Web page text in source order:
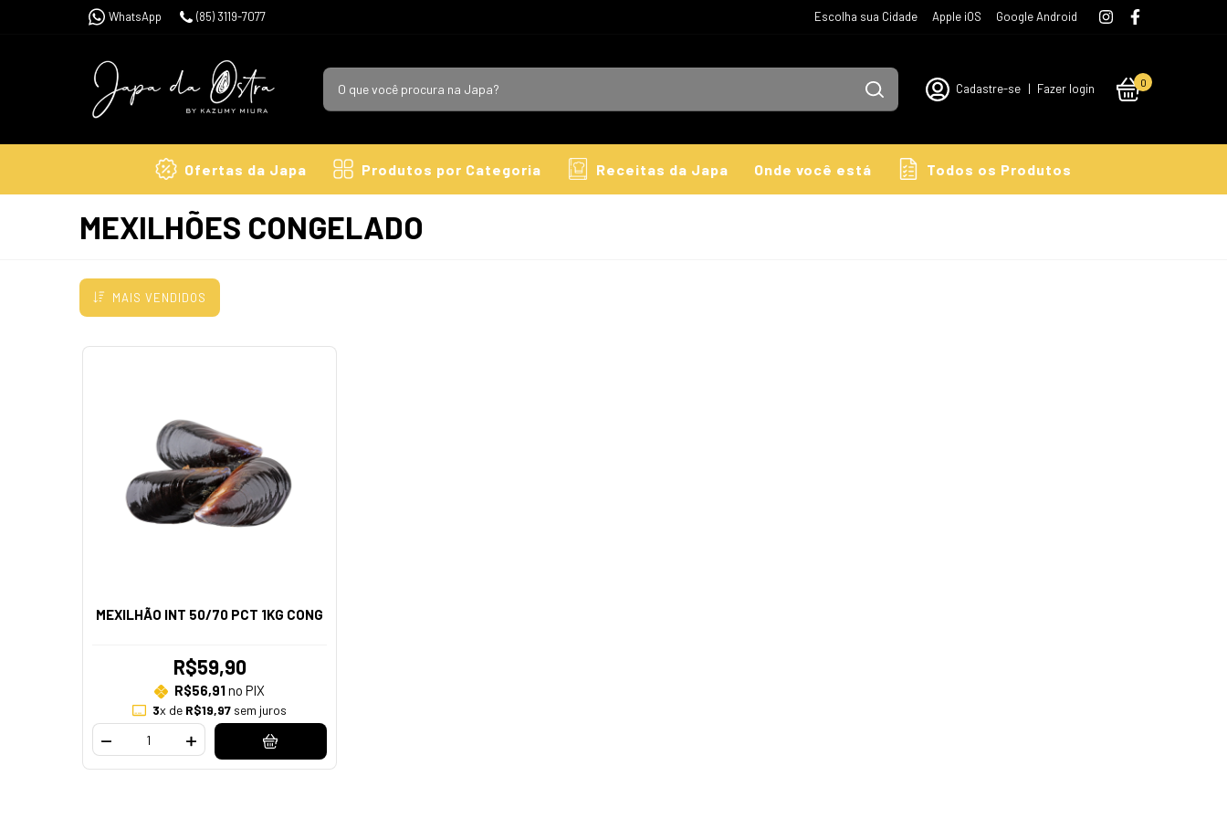
WhatsApp (85) 3119-7077 Escolha sua Cidade Apple iOS Google Android
Cadastre-se | Fazer login 0
Ofertas da Japa Produtos por Categoria Receitas da Japa Onde você está Todos os Produtos
MEXILHÕES CONGELADO
MAIS VENDIDOS
MEXILHÃO INT 50/70 PCT 1KG CONG
R$59,90
R$56,91no PIX
3x de R$19,97 sem juros